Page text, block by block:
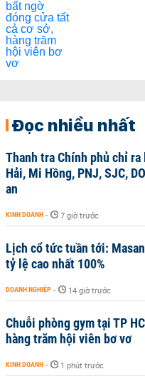
Đọc nhiều nhất
Thanh tra Chính phủ chỉ
Hải, Mi Hồng, PNJ, SJC,
an
KINH DOANH - 7 giờ trước
Lịch cổ tức tuần tới:
tỷ lệ cao nhất 100%
DOANH NGHIỆP - 14 giờ trước
Chuỗi phòng gym tại TP
hàng trăm hội viên bơ vơ
KINH DOANH - 1 phút trước